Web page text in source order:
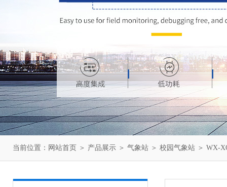
当前位置： 网站首页 ＞ 产品展示 ＞ 气象站 ＞ 校园气象站 ＞ WX-